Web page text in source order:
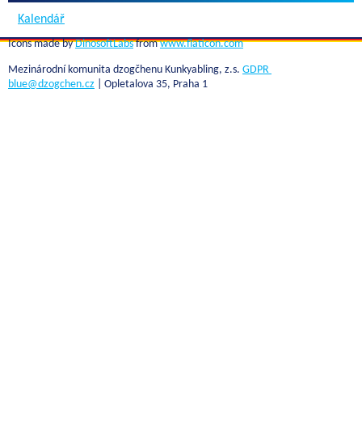
Kalendář
Icons made byDinosoftLabsfromwww.flaticon.com
Mezinárodní komunita dzogčhenu Kunkyabling, z.s. GDPR
blue@dzogchen.cz | Opletalova 35, Praha 1